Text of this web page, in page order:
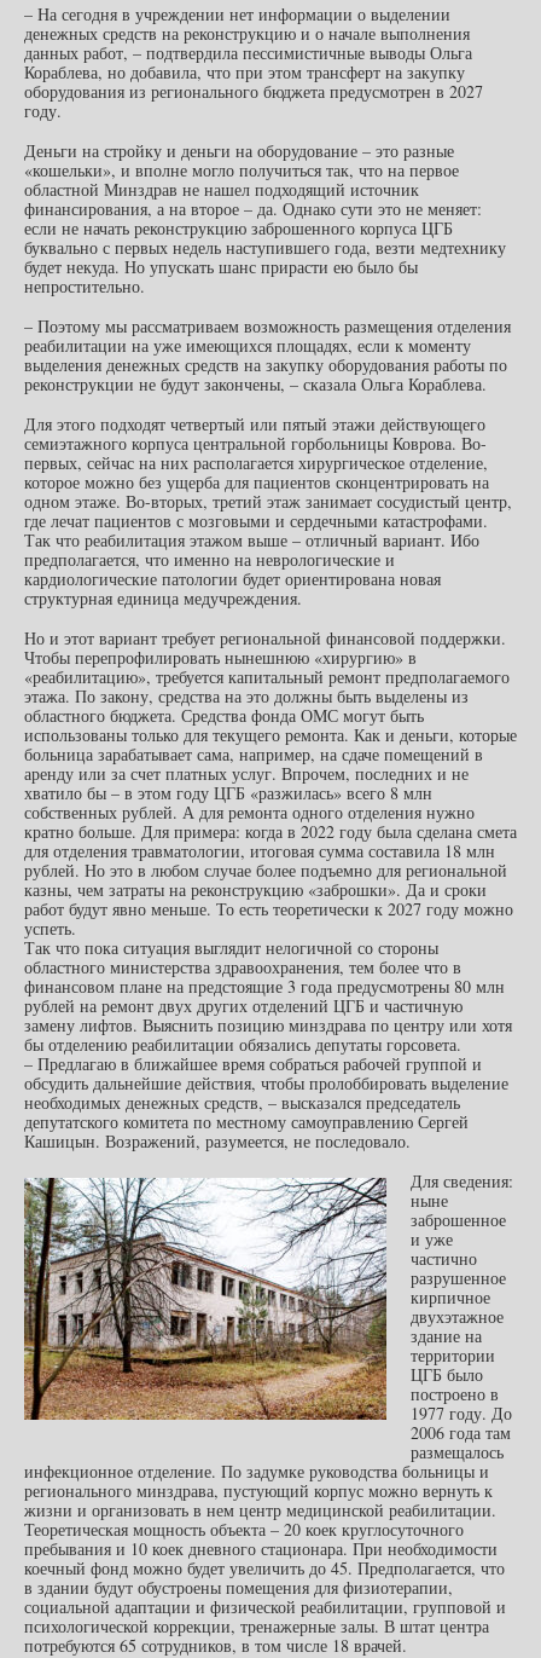
– На сегодня в учреждении нет информации о выделении
денежных средств на реконструкцию и о начале выполнения
данных работ, – подтвердила пессимистичные выводы Ольга
Кораблева, но добавила, что при этом трансферт на закупку
оборудования из регионального бюджета предусмотрен в 2027
году.
Деньги на стройку и деньги на оборудование – это разные
«кошельки», и вполне могло получиться так, что на первое
областной Минздрав не нашел подходящий источник
финансирования, а на второе – да. Однако сути это не меняет:
если не начать реконструкцию заброшенного корпуса ЦГБ
буквально с первых недель наступившего года, везти медтехнику
будет некуда. Но упускать шанс прирасти ею было бы
непростительно.
– Поэтому мы рассматриваем возможность размещения отделения
реабилитации на уже имеющихся площадях, если к моменту
выделения денежных средств на закупку оборудования работы по
реконструкции не будут закончены, – сказала Ольга Кораблева.
Для этого подходят четвертый или пятый этажи действующего
семиэтажного корпуса центральной горбольницы Коврова. Во-
первых, сейчас на них располагается хирургическое отделение,
которое можно без ущерба для пациентов сконцентрировать на
одном этаже. Во-вторых, третий этаж занимает сосудистый центр,
где лечат пациентов с мозговыми и сердечными катастрофами.
Так что реабилитация этажом выше – отличный вариант. Ибо
предполагается, что именно на неврологические и
кардиологические патологии будет ориентирована новая
структурная единица медучреждения.
Но и этот вариант требует региональной финансовой поддержки.
Чтобы перепрофилировать нынешнюю «хирургию» в
«реабилитацию», требуется капитальный ремонт предполагаемого
этажа. По закону, средства на это должны быть выделены из
областного бюджета. Средства фонда ОМС могут быть
использованы только для текущего ремонта. Как и деньги, которые
больница зарабатывает сама, например, на сдаче помещений в
аренду или за счет платных услуг. Впрочем, последних и не
хватило бы – в этом году ЦГБ «разжилась» всего 8 млн
собственных рублей. А для ремонта одного отделения нужно
кратно больше. Для примера: когда в 2022 году была сделана смета
для отделения травматологии, итоговая сумма составила 18 млн
рублей. Но это в любом случае более подъемно для региональной
казны, чем затраты на реконструкцию «заброшки». Да и сроки
работ будут явно меньше. То есть теоретически к 2027 году можно
успеть.
Так что пока ситуация выглядит нелогичной со стороны
областного министерства здравоохранения, тем более что в
финансовом плане на предстоящие 3 года предусмотрены 80 млн
рублей на ремонт двух других отделений ЦГБ и частичную
замену лифтов. Выяснить позицию минздрава по центру или хотя
бы отделению реабилитации обязались депутаты горсовета.
– Предлагаю в ближайшее время собраться рабочей группой и
обсудить дальнейшие действия, чтобы пролоббировать выделение
необходимых денежных средств, – высказался председатель
депутатского комитета по местному самоуправлению Сергей
Кашицын. Возражений, разумеется, не последовало.
Для сведения:
ныне
заброшенное
и уже
частично
разрушенное
кирпичное
двухэтажное
здание на
территории
ЦГБ было
построено в
1977 году. До
2006 года там
размещалось
инфекционное отделение. По задумке руководства больницы и
регионального минздрава, пустующий корпус можно вернуть к
жизни и организовать в нем центр медицинской реабилитации.
Теоретическая мощность объекта – 20 коек круглосуточного
пребывания и 10 коек дневного стационара. При необходимости
коечный фонд можно будет увеличить до 45. Предполагается, что
в здании будут обустроены помещения для физиотерапии,
социальной адаптации и физической реабилитации, групповой и
психологической коррекции, тренажерные залы. В штат центра
потребуются 65 сотрудников, в том числе 18 врачей.